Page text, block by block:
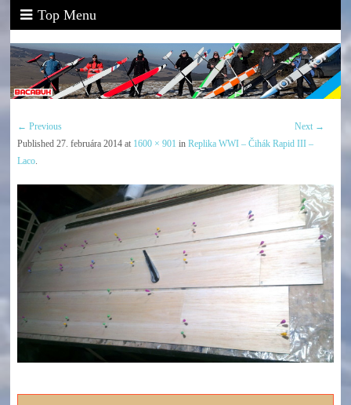
Top Menu
← Previous
Next →
Published 27. februára 2014at 1600 × 901 in Replika WWI – Čihák Rapid III –
Laco.